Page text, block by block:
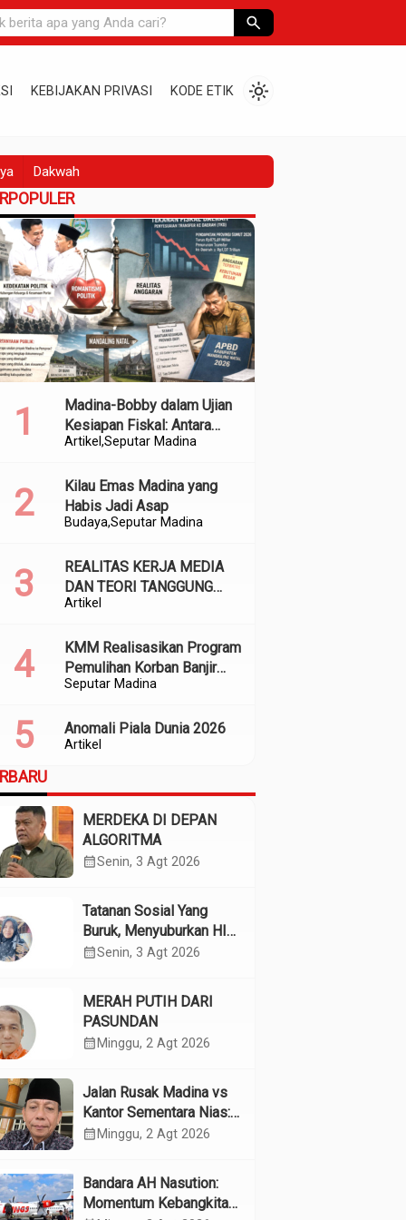
search
KEBIJAKAN PRIVASI KODE ETIK light_mode
Dakwah
Artikel Seputar Madina
Madina-Bobby dalam Ujian
Kesiapan Fiskal: Antara
Kedekatan Politik dan
BudayaSeputar Madina
Kilau Emas Madina yang
Habis Jadi Asap
Artikel
REALITAS KERJA MEDIA
DAN TEORI TANGGUNG
JAWAB SOSIAL
Seputar Madina
KMM Realisasikan Program
Pemulihan Korban Banjir
dan Longsor di Kabupaten
Artikel
Anomali Piala Dunia 2026
MERDEKA DI DEPAN
ALGORITMA
calendar_monthSenin, 3 Agt 2026
Tatanan Sosial Yang
Buruk, Menyuburkan HIV
Pada Remaja
calendar_monthSenin, 3 Agt 2026
MERAH PUTIH DARI
PASUNDAN
calendar_month Minggu, 2 Agt 2026
Jalan Rusak Madina vs
Kantor Sementara Nias:
Kebijakan Pilih Kasih
calendar_month Minggu, 2 Agt 2026
Bandara AH Nasution:
Momentum Kebangkitan